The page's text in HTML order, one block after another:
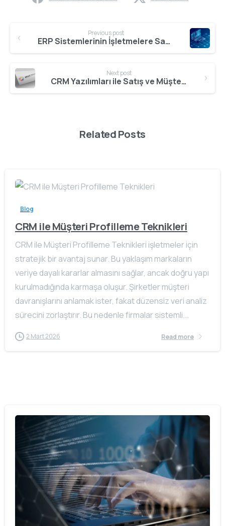
Reading
Previous post
ERP Sistemlerinin İşletmelere Sağladığı Stratejik Avantajlar
Next post
CRM Yazılımları ile Satış ve Müşteri Yönetimi
Related Posts
Blog
CRM ile Müşteri Profilleme Teknikleri
CRM ile Müşteri Profilleme Teknikleri işletmeler için
stratejik bir avantaj sunar. Bu yaklaşım markaların
veriye dayalı kararlar almasını sağlar, ancak doğru yapı
kurulmadığında karmaşa oluşur. Şirketler müşteri
davranışlarını anlamak ister, fakat düzensiz veri analiz
sürecini zorlaştırır. Bu nedenle firmalar sistemli...
2 Mart 2026 Read more